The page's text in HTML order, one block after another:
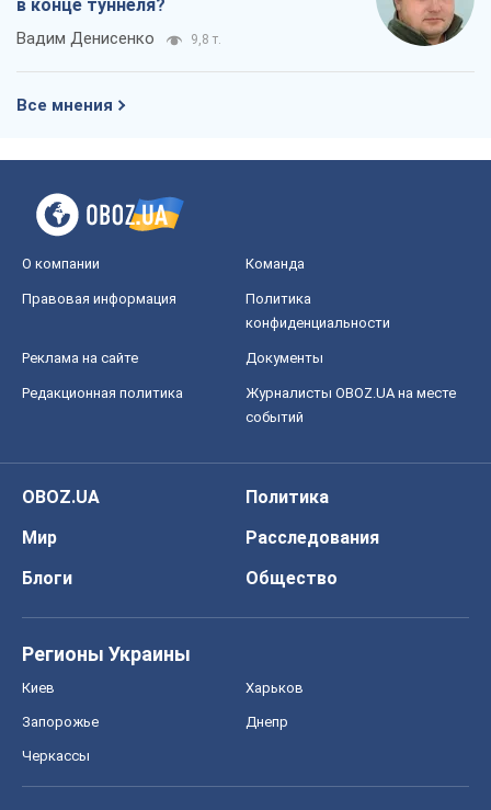
в конце туннеля?
Вадим Денисенко 9,8 т.
Все мнения
О компании Команда
Правовая информация
Политика
конфиденциальности
Реклама на сайте Документы
Редакционная политика
Журналисты OBOZ.UA на месте
событий
OBOZ.UA
Политика
Мир
Расследования
Блоги
Общество
Регионы Украины
Киев Харьков
Запорожье Днепр
Черкассы